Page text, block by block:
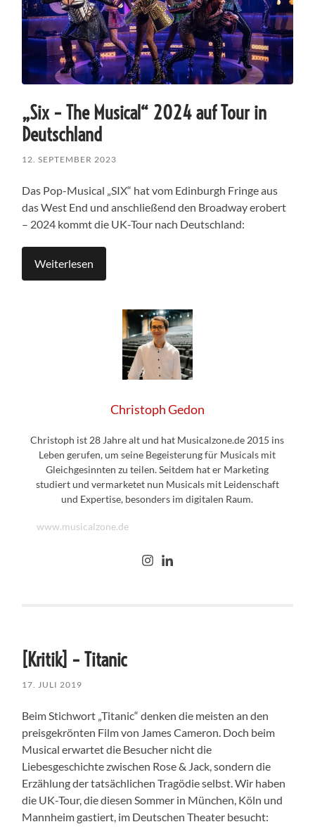
„Six – The Musical“ 2024 auf Tour in
Deutschland
12. SEPTEMBER 2023
Das Pop-Musical „SIX“ hat vom Edinburgh Fringe aus
das West End und anschließend den Broadway erobert
– 2024 kommt die UK-Tour nach Deutschland:
Weiterlesen
Christoph Gedon
Christoph ist 28 Jahre alt und hat Musicalzone.de 2015 ins
Leben gerufen, um seine Begeisterung für Musicals mit
Gleichgesinnten zu teilen. Seitdem hat er Marketing
studiert und vermarketet nun Musicals mit Leidenschaft
und Expertise, besonders im digitalen Raum.
www.musicalzone.de
[Kritik] – Titanic
17. JULI 2019
Beim Stichwort „Titanic“ denken die meisten an den
preisgekrönten Film von James Cameron. Doch beim
Musical erwartet die Besucher nicht die
Liebesgeschichte zwischen Rose & Jack, sondern die
Erzählung der tatsächlichen Tragödie selbst. Wir haben
die UK-Tour, die diesen Sommer in München, Köln und
Mannheim gastiert, im Deutschen Theater besucht: